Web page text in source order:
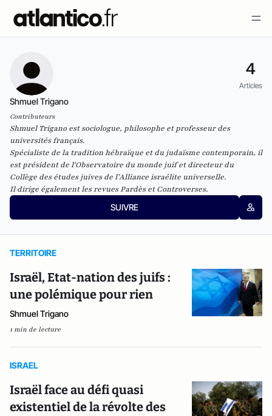
4
Articles
Shmuel Trigano
Contributeurs
Shmuel Trigano est sociologue, philosophe et professeur des
universités français.
Spécialiste de la tradition hébraïque et du judaïsme contemporain, il
est président de l'Observatoire du monde juif et directeur du
Collège des études juives de l’Alliance israélite universelle.
Il dirige également les revuesPardèsetControverses.
SUIVRE
TERRITOIRE
Israël, Etat-nation des juifs :
une polémique pour rien
Shmuel Trigano
1 min de lecture
ISRAEL
Israël face au défi quasi
existentiel de la révolte des